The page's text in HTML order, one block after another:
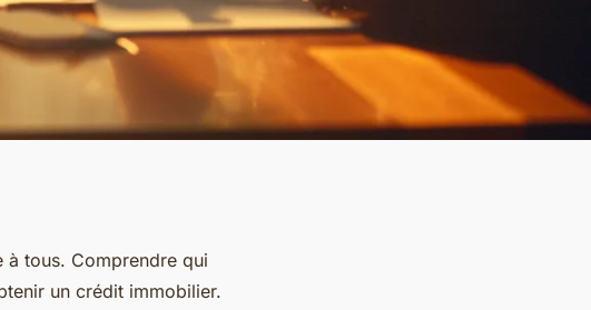
à tous. Comprendre qui
un crédit immobilier.